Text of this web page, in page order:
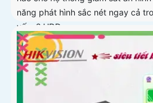
năng phát hình sắc nét ngay cả
yếu, 2 HDD...